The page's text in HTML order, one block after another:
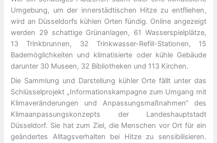
Umgebung, um der innerstädtischen Hitze zu entfliehen,
wird an Düsseldorfs kühlen Orten fündig. Online angezeigt
werden 29 schattige Grünanlagen, 61 Wasserspielplätze,
13 Trinkbrunnen, 32 Trinkwasser-Refill-Stationen, 15
Bademöglichkeiten und klimatisierte oder kühle Gebäude
darunter 30 Museen, 32 Bibliotheken und 113 Kirchen.
Die Sammlung und Darstellung kühler Orte fällt unter das
Schlüsselprojekt „Informationskampagne zum Umgang mit
Klimaveränderungen und Anpassungsmaßnahmen“ des
Klimaanpassungskonzepts der Landeshauptstadt
Düsseldorf. Sie hat zum Ziel, die Menschen vor Ort für ein
geändertes Alltagsverhalten bei Hitze zu sensibilisieren.